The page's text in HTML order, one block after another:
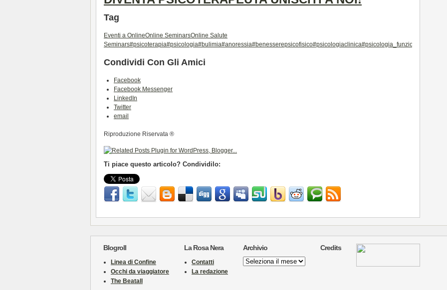
Tag
Eventi a OnlineOnline SeminarsOnline Salute
Seminars#psicoterapia#psicologia#bulimia#anoressia#benesserepsicofisico#psicologiaclinica#psicologia_funzionale
Condividi Con Gli Amici
Facebook
Facebook Messenger
LinkedIn
Twitter
email
Riproduzione Riservata ®
Ti piace questo articolo? Condividilo:
Blogroll
Linea di Confine
Occhi da viaggiatore
The Beatall
La Rosa Nera
Contatti
La redazione
Archivio
Archivio
Credits